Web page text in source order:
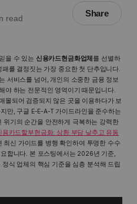
read
Share
을 수 있는 신용카드현금화업체를 선별하
를 결정짓는 가장 중요한 첫 단추입니다.
서비스를 넘어, 개인의 소중한 금융 정보
야 하는 전문적인 영역이기 때문입니다.
몰되어 검증되지 않은 곳을 이용하다가 보
만, 구글 E-E-A-T 가이드라인을 준수하는
위기의 순간을 안전하게 극복하는 강력한
용카드할부현금화: 상환 부담 낮추고 유동
최신 가이드를 병행 확인하여 투명한 수수
합니다. 본 포스팅에서는 2026년 기준,
식 업체의 핵심 기준을 심층 분석해 드립